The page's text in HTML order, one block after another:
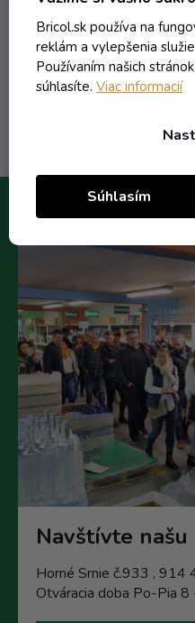
Bricol.sk používa na
reklám a vylepšenia
Používaním našich
súhlasíte. Viac informacií
Súhlasím
Navštívte našu
Horné Srnie č.933 , 914
Otváracia doba Po-Pia